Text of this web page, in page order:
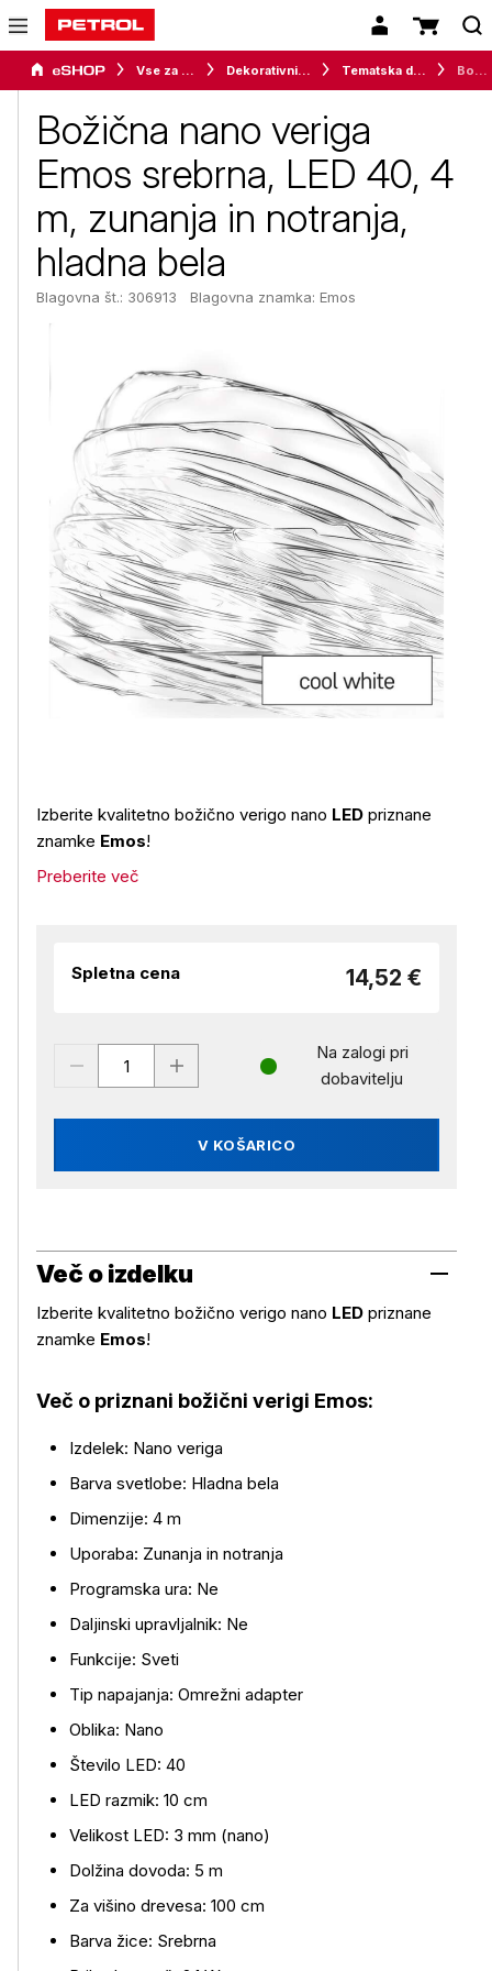
Vse za dom Dekorativni program Tematska dekoracija
Božična nano veriga
Emos srebrna, LED 40, 4
m, zunanja in notranja,
hladna bela
Blagovna št.: 306913 Blagovna znamka: Emos
Izberite kvalitetno božično verigo nano LED priznane
znamke Emos!
Preberite več
Spletna cena 14,52 €
V KOŠARICO
Na zalogi pri
dobavitelju
Več o izdelku
Več o izdelku
Izberite kvalitetno božično verigo nano LED priznane
znamke Emos!
Več o priznani božični verigi Emos:
Izdelek: Nano veriga
Barva svetlobe: Hladna bela
Dimenzije: 4 m
Uporaba: Zunanja in notranja
Programska ura: Ne
Daljinski upravljalnik: Ne
Funkcije: Sveti
Tip napajanja: Omrežni adapter
Oblika: Nano
Število LED: 40
LED razmik: 10 cm
Velikost LED: 3 mm (nano)
Dolžina dovoda: 5 m
Za višino drevesa: 100 cm
Barva žice: Srebrna